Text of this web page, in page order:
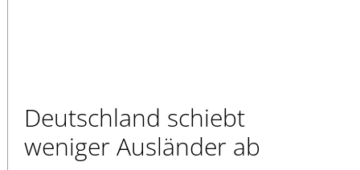
Deutschland schiebt
weniger Ausländer ab